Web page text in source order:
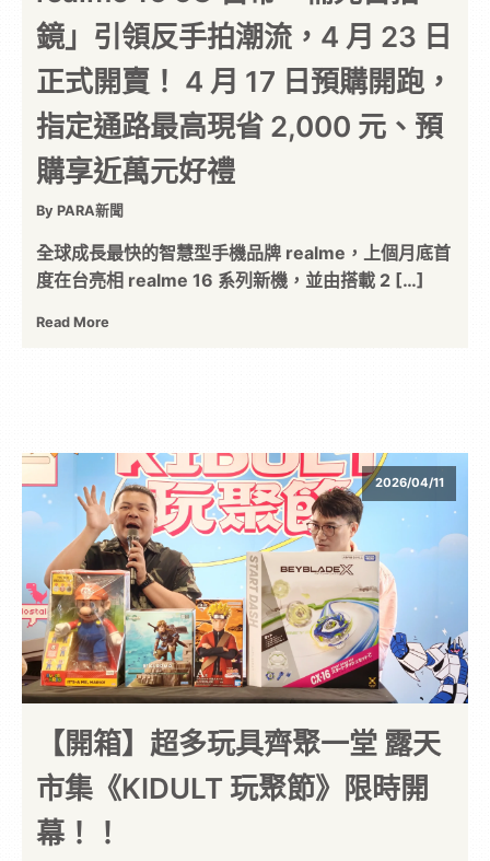
鏡」引領反手拍潮流，4 月 23 日
正式開賣！ 4 月 17 日預購開跑，
指定通路最高現省 2,000 元、預
購享近萬元好禮
By PARA新聞
全球成長最快的智慧型手機品牌 realme，上個月底首
度在台亮相 realme 16 系列新機，並由搭載 2 […]
Read More
2026/04/11
【開箱】超多玩具齊聚一堂 露天
市集《KIDULT 玩聚節》限時開
幕！！